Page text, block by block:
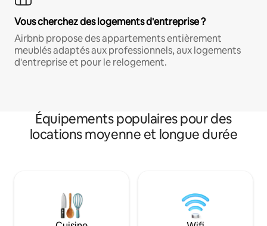
Vous cherchez des logements d'entreprise ?
Airbnb propose des appartements entièrement
meublés adaptés aux professionnels, aux logements
d'entreprise et pour le relogement.
Équipements populaires pour des
locations moyenne et longue durée